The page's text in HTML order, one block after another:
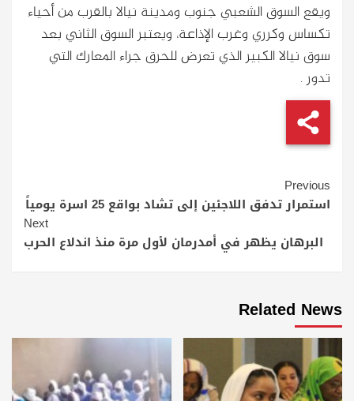
ويقع السوق الشعبي جنوب ومدينة نيالا بالقرب من أحياء
تكساس وكرري وغرب الإذاعة، ويعتبر السوق الثاني بعد
سوق نيالا الكبير الذي تعرض للحرق جراء المعارك التي
تدور .
Continue
Reading
Previous
استمرار تدفق اللاجئين إلى تشاد بواقع 25 اسرة يومياً
Next
البرهان يظهر في أمدرمان لأول مرة منذ اندلاع الحرب
Related News